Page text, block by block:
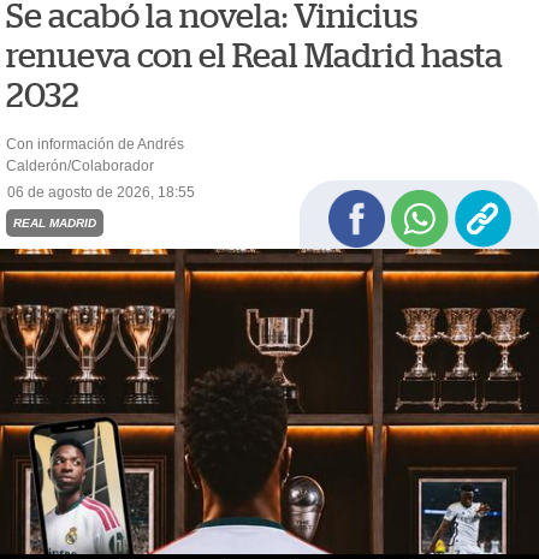
Se acabó la novela: Vinicius
renueva con el Real Madrid hasta
2032
Con información de Andrés
Calderón/Colaborador
06 de agosto de 2026, 18:55
REAL MADRID